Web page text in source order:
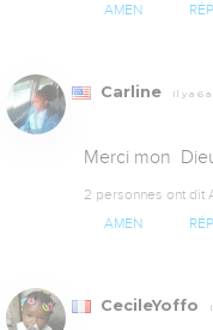
AMEN
Carline Il y a 6
Merci mon
2 personnes ont dit
AMEN
CecileYoffo